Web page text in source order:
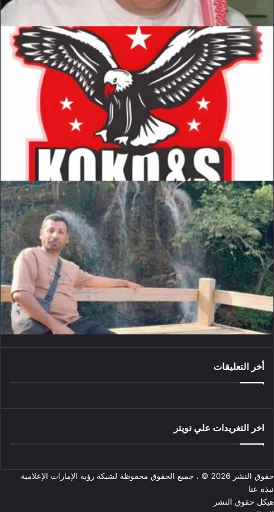
أخر التعليقات
اخر التغريدات علي تويتر
حقوق النشر 2026 © ، جميع الحقوق محفوظة لشبكة رؤية الإمارات الإعلامية
نبذه عنا
هيكل حقوق النشر